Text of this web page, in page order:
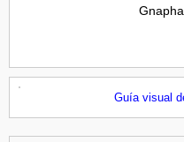
Guía visual